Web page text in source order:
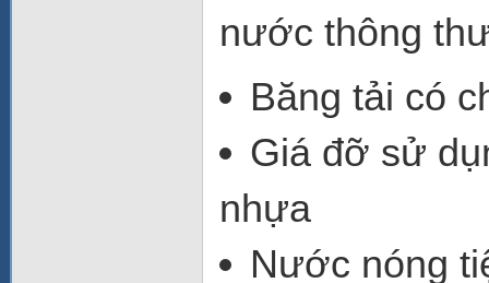
nước thông
Băng tải có
Giá đỡ sử
nhựa
Nước nóng